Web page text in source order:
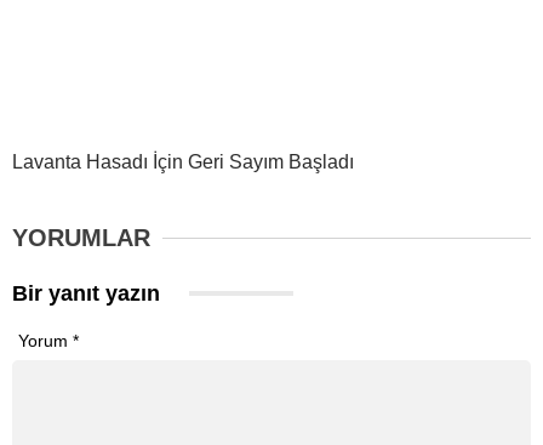
Lavanta Hasadı İçin Geri Sayım Başladı
YORUMLAR
Bir yanıt yazın
Yorum *